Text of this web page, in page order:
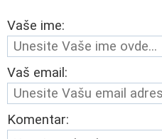
Vaše ime:
Vaš email:
Komentar: